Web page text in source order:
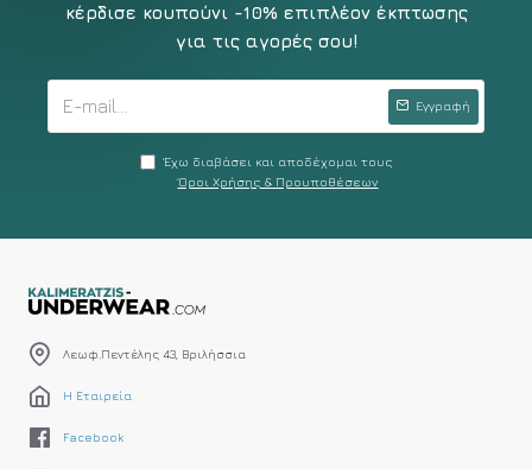
κέρδισε κουπούνι -10% επιπλέον έκπτωσης
για τις αγορές σου!
Εγγραφή
Έχω διαβάσει και αποδέχομαι τους
Όροι Χρήσης & Προυποθέσεων
Λεωφ.Πεντέλης 43, Βριλήσσια
Η Εταιρεία
Facebook